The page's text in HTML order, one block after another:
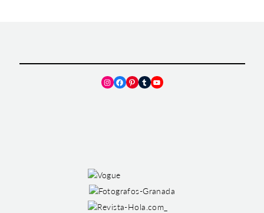
Instagram
Facebook
Pinterest
TumblrYouTube